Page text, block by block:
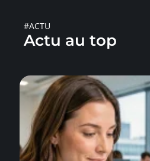
#ACTU
Actu au top